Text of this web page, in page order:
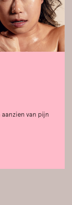
van pijn